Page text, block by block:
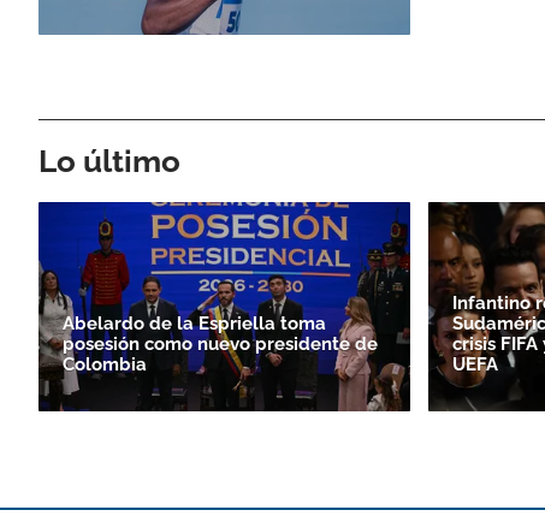
Lo último
Abelardo de la Espriella toma
posesión como nuevo presidente de
Colombia
Infantino
crisis
UEFA